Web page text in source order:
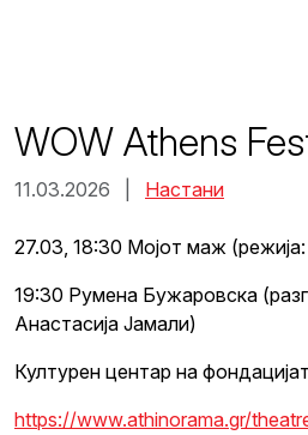
WOW Athens
11.03.2026 | Настани
27.03, 18:30 Мојот маж
19:30 Румена Бужаровска
Анастасија Јамали)
Културен центар на
https://www.athinorama.gr/